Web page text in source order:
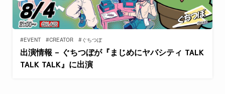
#EVENT #CREATOR #ぐちつぼ
出演情報 – ぐちつぼが『まじめにヤバシティ TALK
TALK TALK』に出演